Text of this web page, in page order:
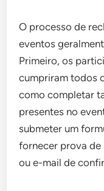
O processo de
eventos
Primeiro, os
cumpriram todos
como completar
presentes no
submeter um
fornecer prova
ou e-mail de